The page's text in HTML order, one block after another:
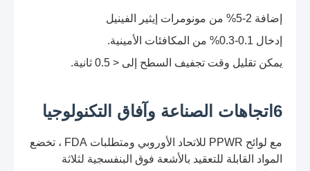
إضافة 2-5% من مونومرات إيثير الفينيل
إدخال 0.1-0.3% من المكافئات الأمينية.
يمكن تقليل وقت تجفيف السطح إلى < 0.5 ثانية.
6اتجاهات الصناعة وآفاق التكنولوجيا
مع لوائح PPWR للاتحاد الأوروبي ومتطلبات FDA ، تخضع
المواد القابلة للتعقيد بالأشعة فوق البنفسجية لثلاثة